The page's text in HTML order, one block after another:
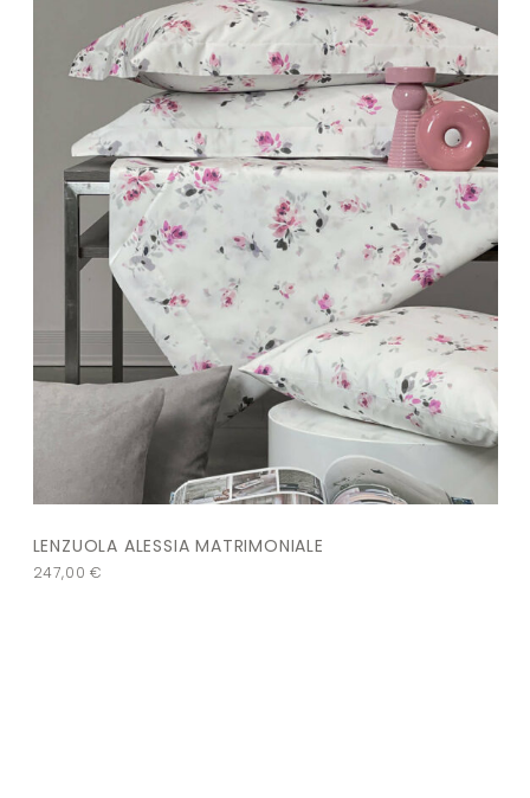
LENZUOLA ALESSIA MATRIMONIALE
247,00€